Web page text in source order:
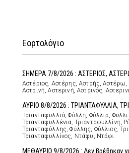
Εορτολόγιο
ΣΗΜΕΡΑ 7/8/2026 : ΑΣΤΕΡΙΟΣ,
Αστέριος, Αστέρης, Αστρής, Αστέρω,
Αστρινή, Αστερινή, Αστρινός,
ΑΥΡΙΟ 8/8/2026 : ΤΡΙΑΝΤΑΦΥΛΛΙΑ,
Τριανταφυλλιά, Φύλλη, Φύλλια,
Τριανταφυλλένια, Τριανταφυλλίνη,
Τριανταφύλλης, Φύλλης, Φύλλιος,
Τριανταφυλλίνος, Ντάφυ, Ντάφι
ΜΕΘΑΥΡΙΟ 9/8/2026 : Δεν βρέθηκαν